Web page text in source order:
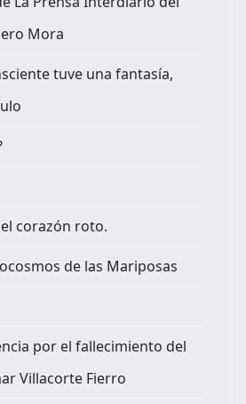
Mora
tuve una fantasía,
corazón roto.
de las Mariposas
por el fallecimiento del
Villacorte Fierro